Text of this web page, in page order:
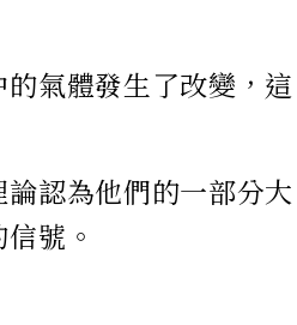
氣體發生了改變，這
認為他們的一部分大
號。